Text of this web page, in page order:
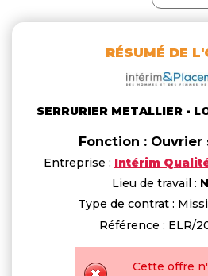
RÉSUMÉ DE
SERRURIER METALLIER -
Fonction :
Entreprise : Intérim
Lieu de travail :
Type de contrat :
Référence : ELR/
Cette offre